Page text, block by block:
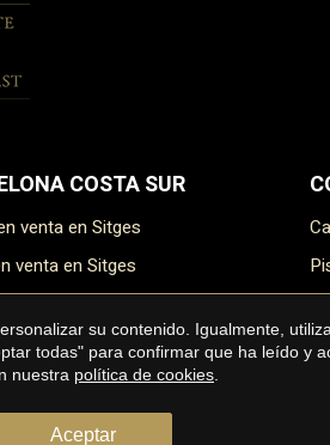
COSTA SUR
venta en Sitges
venta en Sitges
en venta en Sitges
su contenido. Igualmente,
todas" para confirmar que ha leído y
nuestra política de cookies
Aceptar